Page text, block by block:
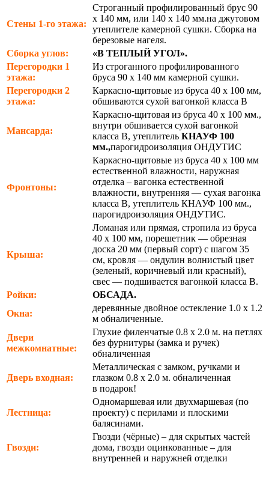
Стены 1-го этажа:
Строганный профилированный брус 90
х 140 мм, или 140 х 140 мм.на джутовом
утеплителе камерной сушки. Сборка на
березовые нагеля.
Сборка углов:
«В ТЕПЛЫЙ УГОЛ».
Перегородки 1
этажа:
Из строганного профилированного
бруса 90 х 140 мм камерной сушки.
Перегородки 2
этажа:
Каркасно-щитовые из бруса 40 х 100 мм,
обшиваются сухой вагонкой класса В
Мансарда:
Каркасно-щитовая из бруса 40 х 100 мм.,
внутри обшивается сухой вагонкой
класса В, утеплитель КНАУФ 100
мм.,парогидроизоляция ОНДУТИС
Фронтоны:
Каркасно-щитовые из бруса 40 х 100 мм
естественной влажности, наружная
отделка – вагонка естественной
влажности, внутренняя — сухая вагонка
класса В, утеплитель КНАУФ 100 мм.,
парогидроизоляция ОНДУТИС.
Крыша:
Ломаная или прямая, стропила из бруса
40 х 100 мм, порешетник — обрезная
доска 20 мм (первый сорт) с шагом 35
см, кровля — ондулин волнистый цвет
(зеленый, коричневый или красный),
свес — подшивается вагонкой класса В.
Ройки:
ОБСАДА.
Окна:
деревянные двойное остекление 1.0 х 1.2
м обналиченные.
Двери
межкомнатные:
Глухие филенчатые 0.8 х 2.0 м. на петлях
без фурнитуры (замка и ручек)
обналиченная
Дверь входная:
Металлическая с замком, ручками и
глазком 0.8 х 2.0 м. обналиченная
в подарок!
Лестница:
Одномаршевая или двухмаршевая (по
проекту) с перилами и плоскими
балясинами.
Гвозди:
Гвозди (чёрные) – для скрытых частей
дома, гвозди оцинкованные – для
внутренней и наружней отделки